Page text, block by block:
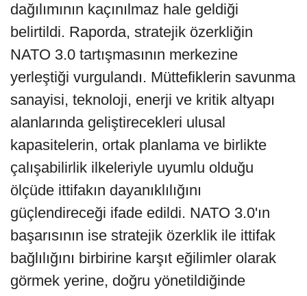
dağılımının kaçınılmaz hale geldiği
belirtildi. Raporda, stratejik özerkliğin
NATO 3.0 tartışmasının merkezine
yerleştiği vurgulandı. Müttefiklerin savunma
sanayisi, teknoloji, enerji ve kritik altyapı
alanlarında geliştirecekleri ulusal
kapasitelerin, ortak planlama ve birlikte
çalışabilirlik ilkeleriyle uyumlu olduğu
ölçüde ittifakın dayanıklılığını
güçlendireceği ifade edildi. NATO 3.0'ın
başarısının ise stratejik özerklik ile ittifak
bağlılığını birbirine karşıt eğilimler olarak
görmek yerine, doğru yönetildiğinde